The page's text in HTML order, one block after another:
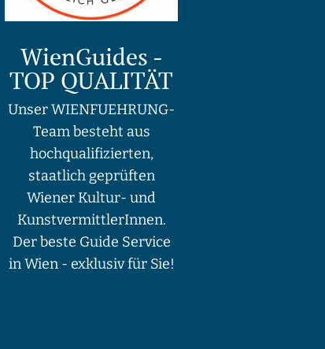
WienGuides -
TOP QUALITÄT
Unser WIENFUEHRUNG-
Team besteht aus
hochqualifizierten,
staatlich geprüften
Wiener Kultur- und
KunstvermittlerInnen.
Der beste Guide Service
in Wien - exklusiv für Sie!